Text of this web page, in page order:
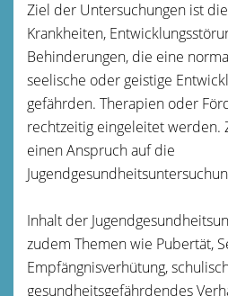
Ziel der Untersuchungen ist
Krankheiten,
Behinderungen, die eine
seelische oder geistige
gefährden. Therapien oder
rechtzeitig eingeleitet werden.
einen Anspruch auf die
Inhalt der
zudem Themen wie Pubertät,
Empfängnisverhütung,
gesundheitsgefährdendes